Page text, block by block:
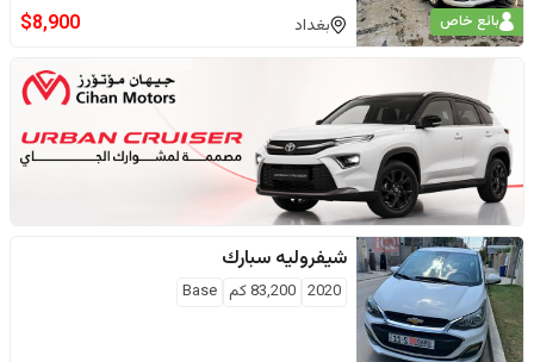
بائع خاص بغداد $8,900
شيفروليه سبارك
2020
83,200كم Base